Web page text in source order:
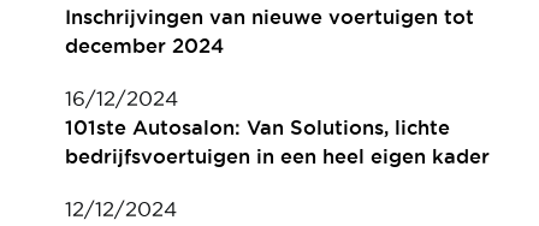
Inschrijvingen van nieuwe voertuigen tot
december 2024
16/12/2024
101ste Autosalon: Van Solutions, lichte
bedrijfsvoertuigen in een heel eigen kader
12/12/2024